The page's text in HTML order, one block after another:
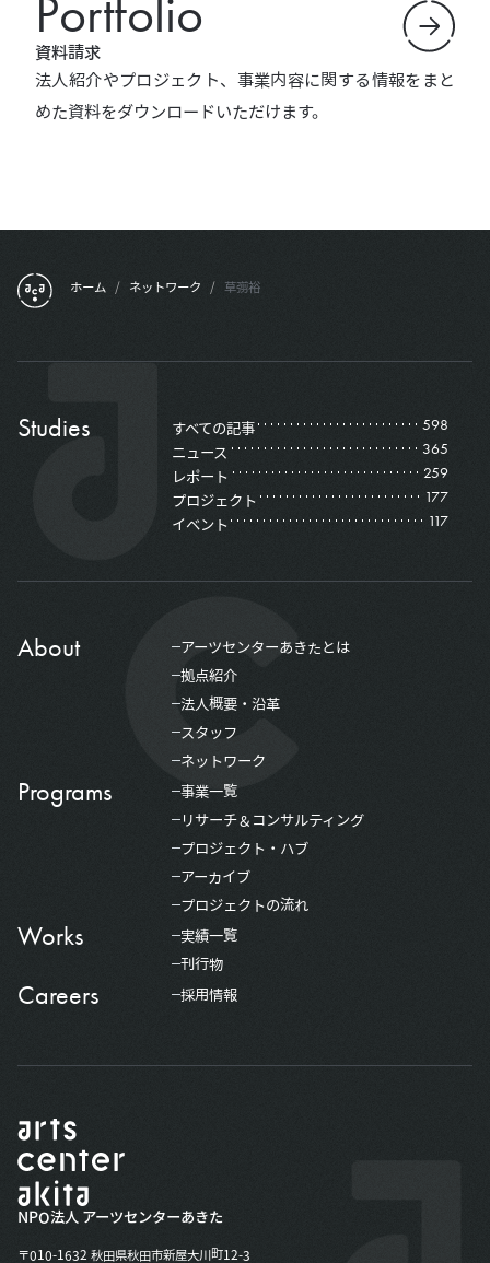
資料請求
法人紹介やプロジェクト、事業内容に関する情報をまと
めた資料をダウンロードいただけます。
ホーム / ネットワーク / 草彅裕
Studies すべての記事 598
ニュース 365
レポート 259
プロジェクト 177
イベント 117
About
アーツセンターあきたとは
拠点紹介
法人概要・沿革
スタッフ
ネットワーク
Programs
事業一覧
リサーチ＆コンサルティング
プロジェクト・ハブ
アーカイブ
プロジェクトの流れ
Works
実績一覧
刊行物
Careers 採用情報
NPO法人 アーツセンターあきた
〒010-1632 秋田県秋田市新屋大川町12-3